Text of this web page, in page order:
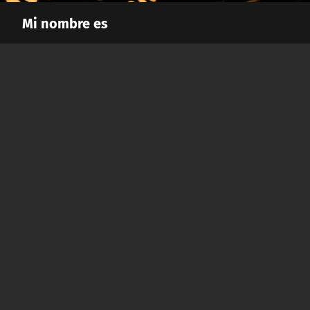
Mi nombre es